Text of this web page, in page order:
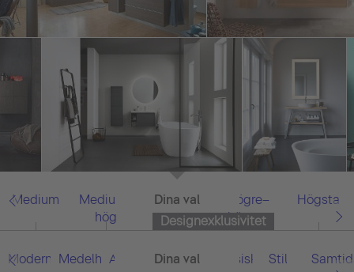
Medium
Medium–
hög
Allt
Högre–
högsta
Högsta
Designexklusivitet
Dina val
Modern MedelhavetAsiatisk Allt Klassisk Stil
Dina val